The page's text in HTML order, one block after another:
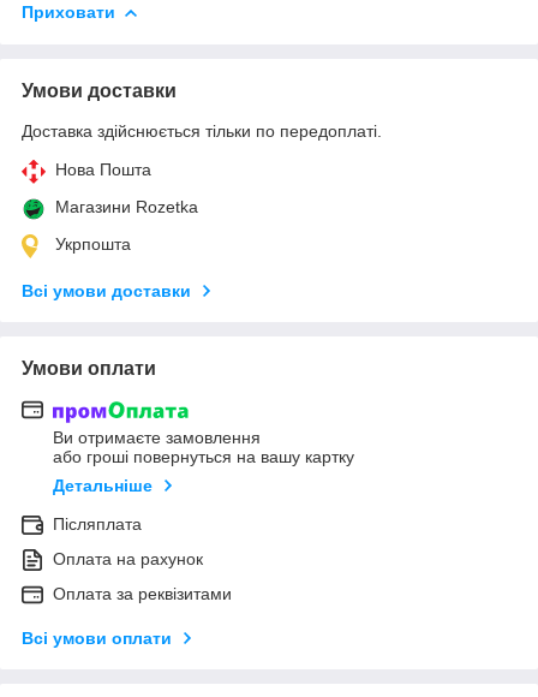
Приховати
Умови доставки
Доставка здійснюється тільки по передоплаті.
Нова Пошта
Магазини Rozetka
Укрпошта
Всі умови доставки
Умови оплати
Ви отримаєте замовлення
або гроші повернуться на вашу картку
Детальніше
Післяплата
Оплата на рахунок
Оплата за реквізитами
Всі умови оплати